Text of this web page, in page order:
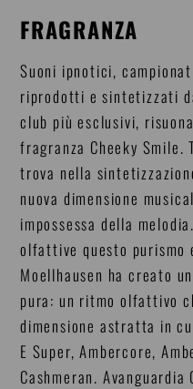
nel
carrello
FRAGRANZA
Suoni ipnotici,
riprodotti e sintetizzati
club più esclusivi,
fragranza Cheeky Smile.
trova nella
nuova dimensione
impossessa della
olfattive questo purismo
Moellhausen ha creato
pura: un ritmo olfattivo
dimensione astratta in
E Super, Ambercore,
Cashmeran.